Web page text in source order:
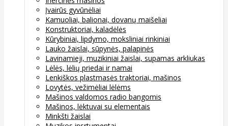
Įvairūs gyvūnėliai
Kamuoliai, balionai, dovanų maišeliai
Konstruktoriai, kaladėlės
Kūrybiniai, lipdymo, moksliniai rinkiniai
Lauko žaislai, sūpynės, palapinės
Lavinamieji, muzikiniai žaislai, supamas arkliukas
Lėlės, lėlių priedai ir namai
Lenkiškos plastmasės traktoriai, mašinos
Lovytės, vežimėliai lėlėms
Mašinos valdomos radio bangomis
Mašinos, lėktuvai su elementais
Minkšti žaislai